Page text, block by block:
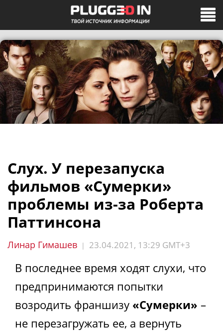
Слух. У перезапуска
фильмов «Сумерки»
проблемы из-за Роберта
Паттинсона
Линар Гимашев | 23.04.2021, 13:29 GMT+3
В последнее время ходят слухи, что
предпринимаются попытки
возродить франшизу «Сумерки» –
не перезагружать ее, а вернуть